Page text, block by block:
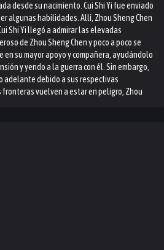
desde su nacimiento. Cui Shi Yi fue enviado
algunas habilidades. Allí, Zhou Sheng Chen
Shi Yi llegó a admirar las elevadas
de Zhou Sheng Chen y poco a poco se
en su mayor apoyo y compañera, ayudándolo
y yendo a la guerra con él. Sin embargo,
adelante debido a sus respectivas
vuelven a estar en peligro, Zhou